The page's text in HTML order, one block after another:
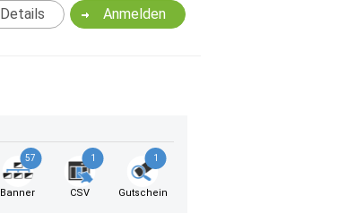
Anmelden
Details
57
Banner
1
CSV
1
Gutschein